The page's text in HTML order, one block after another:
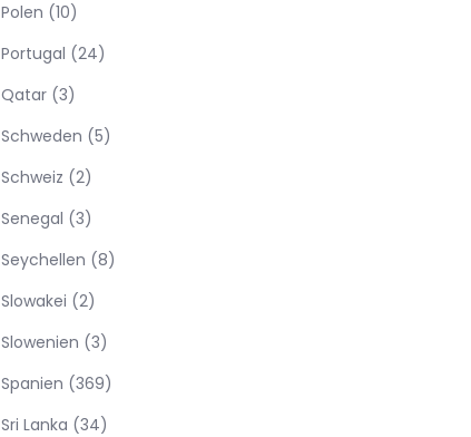
Polen (10)
Portugal (24)
Qatar (3)
Schweden (5)
Schweiz (2)
Senegal (3)
Seychellen (8)
Slowakei (2)
Slowenien (3)
Spanien (369)
Sri Lanka (34)